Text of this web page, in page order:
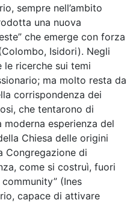
sempre nell’ambito
una nuova
che emerge con forza
Isidori). Negli
le ricerche sui temi
ma molto resta da
corrispondenza dei
che tentarono di
esperienza del
Chiesa delle origini
Congregazione di
come si costruì, fuori
community” (Ines
capace di attivare